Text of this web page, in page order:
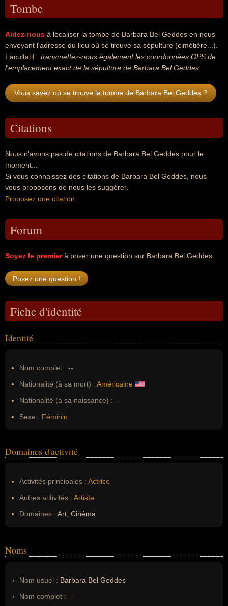
Tombe
Aidez-nous à localiser la tombe de Barbara Bel Geddes en nous
envoyant l'adresse du lieu où se trouve sa sépulture (cimétière...).
Facultatif : transmettez-nous également les coordonnées GPS de
l'emplacement exact de la sépulture de Barbara Bel Geddes
Vous savez où se trouve la tombe de Barbara Bel Geddes ?
Citations
Nous n'avons pas de citations de Barbara Bel Geddes pour le
moment...
Si vous connaissez des citations de Barbara Bel Geddes, nous
vous proposons de nous les suggérer.
Proposez une citation
Forum
Soyez le premierà poser une question sur Barbara Bel Geddes.
Fiche d'identité
Identité
Nom complet : --
Nationalité (à sa mort) : Américaine
Nationalité (à sa naissance) : --
Sexe : Féminin
Domaines d'activité
Activités principales : Actrice
Autres activités : Artiste
Domaines : Art, Cinéma
Noms
Nom usuel : Barbara Bel Geddes
Nom complet : --